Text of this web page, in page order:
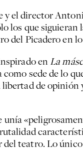
el director
los que
del Picadero en
enLa
como sede de
de
teatro. Lo